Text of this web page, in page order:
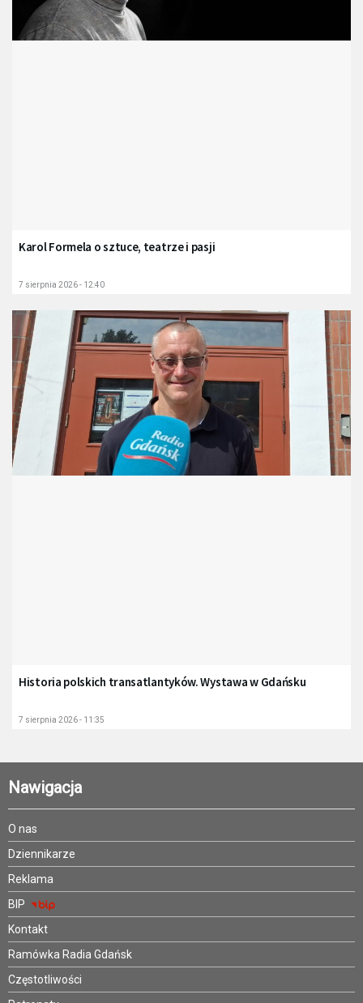
Karol Formela o sztuce, teatrze i pasji
7 sierpnia 2026 - 12:40
Historia polskich transatlantyków. Wystawa w Gdańsku
7 sierpnia 2026 - 11:35
Nawigacja
O nas
Dziennikarze
Reklama
BIP
Kontakt
Ramówka Radia Gdańsk
Częstotliwości